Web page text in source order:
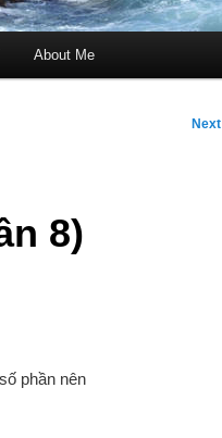
About Me
Next
8)
phần nên